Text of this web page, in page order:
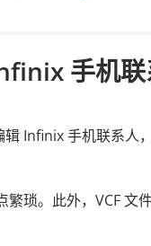
手机
Infinix 手机联系人
琐。此外，VCF 文